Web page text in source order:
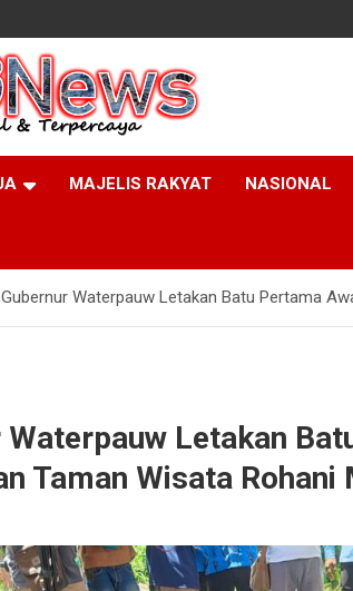
MAJELIS RAKYAT NASIONAL
Waterpauw Letakan Batu Pertama
Waterpauw Letakan
Taman Wisata Rohani